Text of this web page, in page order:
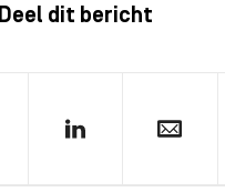
Deel dit bericht